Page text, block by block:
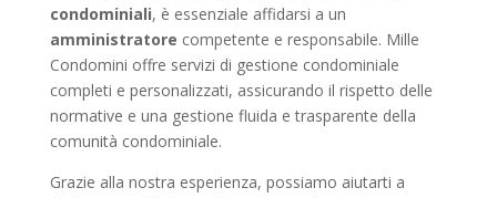
condominiali, è essenziale affidarsi a un
amministratore competente e responsabile. Mille
Condomini offre servizi di gestione condominiale
completi e personalizzati, assicurando il rispetto delle
normative e una gestione fluida e trasparente della
comunità condominiale.
Grazie alla nostra esperienza, possiamo aiutarti a